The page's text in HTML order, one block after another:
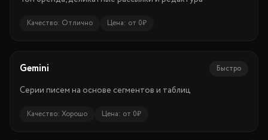
Качество: Отлично Цена: от 0₽
Gemini Быстро
Серии писем на основе сегментов и таблиц
Качество: Хорошо Цена: от 0₽